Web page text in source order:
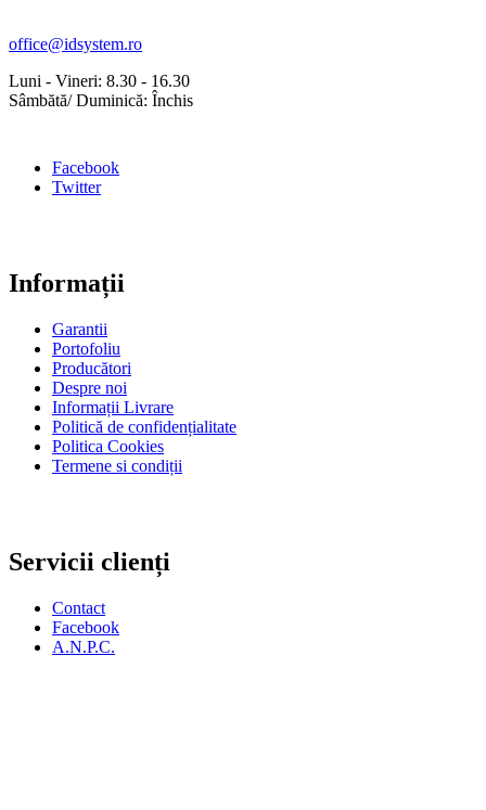
office@idsystem.ro
Luni - Vineri: 8.30 - 16.30
Sâmbătă/ Duminică: Închis
Facebook
Twitter
Informații
Garantii
Portofoliu
Producători
Despre noi
Informații Livrare
Politică de confidențialitate
Politica Cookies
Termene si condiții
Servicii clienți
Contact
Facebook
A.N.P.C.